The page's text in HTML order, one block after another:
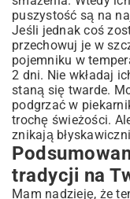
puszystość są na
Jeśli jednak coś
przechowuj je w
pojemniku w
2 dni. Nie wkładaj
staną się twarde.
podgrzać w
trochę świeżości.
znikają
tradycji na
Mam nadzieję, że